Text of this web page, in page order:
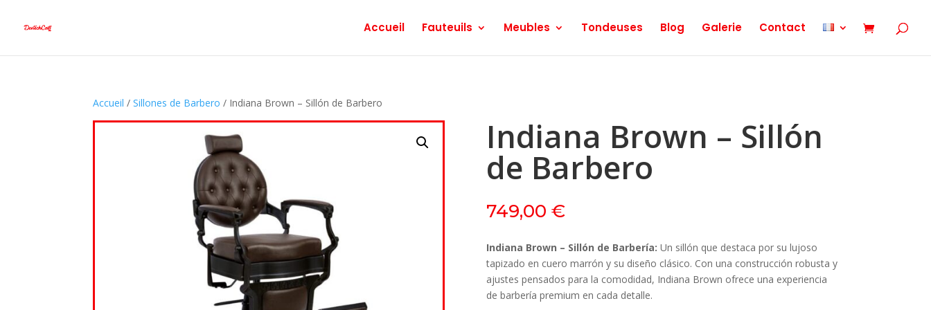
Accueil Fauteuils Meubles Tondeuses Blog Galerie Contact
Accueil /Sillones de Barbero / Indiana Brown – Sillón de Barbero
Indiana Brown – Sillón
de Barbero
749,00 €
Indiana Brown – Sillón de Barbería: Un sillón que destaca por su lujoso
tapizado en cuero marrón y su diseño clásico. Con una construcción robusta y
ajustes pensados para la comodidad, Indiana Brown ofrece una experiencia
de barbería premium en cada detalle.